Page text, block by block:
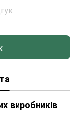
виробників